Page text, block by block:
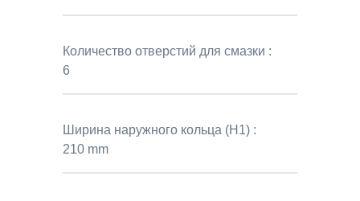
Количество отверстий для смазки :
6
Ширина наружного кольца (H1) :
210 mm